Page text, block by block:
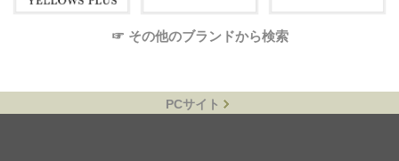
☞ その他のブランドから検索
PCサイト